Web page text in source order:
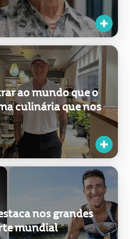
ao mundo que o
culinária que nos
nos grandes
mundial